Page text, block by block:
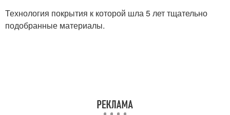
Технология покрытия к которой шла 5 лет тщательно
подобранные материалы.